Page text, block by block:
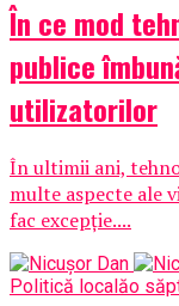
În ce mod
publice
utilizatorilor
În ultimii ani,
multe aspecte ale
fac excepție....
Politică localăo